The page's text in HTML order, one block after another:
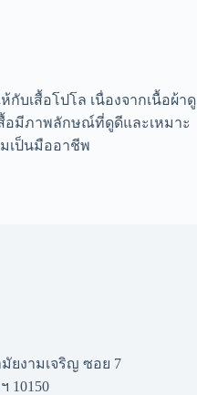
บเสื้อโปโล เนื่องจากเนื้อผ้าดู
อมีภาพลักษณ์ที่ดูดีและเหมาะ
เป็นมืออาชีพ
ยงามเจริญ ซอย 7
10150